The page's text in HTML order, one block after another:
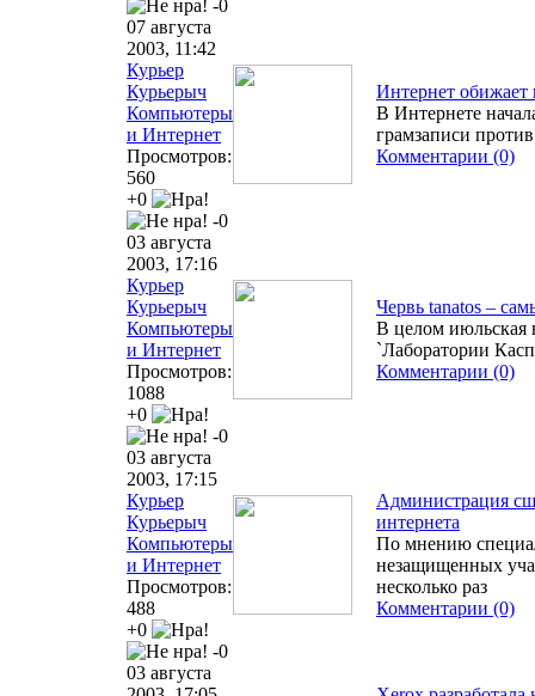
-0
07 августа
2003, 11:42
Курьер
Курьерыч
Компьютеры
и Интернет
Просмотров:
560
+0
-0
Интернет обижает
В Интернете
грамзаписи
Комментарии (0)
03 августа
2003, 17:16
Курьер
Курьерыч
Компьютеры
и Интернет
Просмотров:
1088
+0
-0
Червь tanatos –
В целом июльская
`Лаборатории
Комментарии (0)
03 августа
2003, 17:15
Курьер
Курьерыч
Компьютеры
и Интернет
Просмотров:
488
+0
-0
Администрация
интернета
По мнению
незащищенных
несколько раз
Комментарии (0)
03 августа